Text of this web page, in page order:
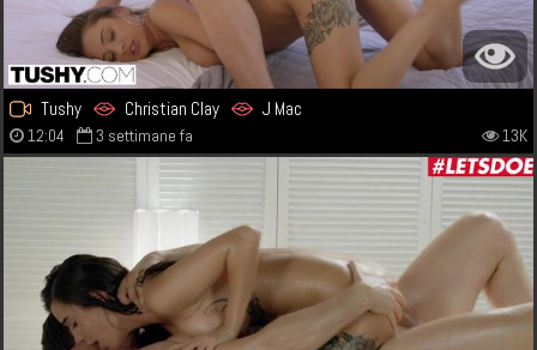
Tushy Christian Clay J Mac
12:04 3 settimane fa 13K